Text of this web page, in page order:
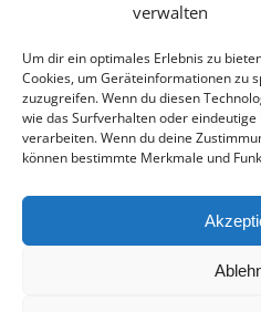
verwalten
Um dir ein optimales Erlebnis zu
Cookies, um Geräteinformationen zu
zuzugreifen. Wenn du diesen
wie das Surfverhalten oder eindeutige
verarbeiten. Wenn du deine
können bestimmte Merkmale und
Artikel-Archiv
Veranstaltungen
Angebote
Bilder-Galerien
Material
Spenden
Kontakt
Datenschutz